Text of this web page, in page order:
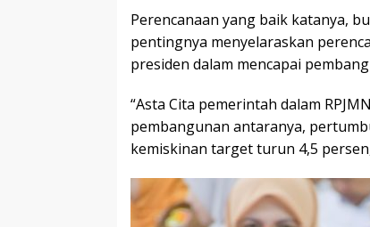
Perencanaan yang baik katanya,
pentingnya menyelaraskan
presiden dalam mencapai
“Asta Cita pemerintah dalam
pembangunan antaranya,
kemiskinan target turun 4,5